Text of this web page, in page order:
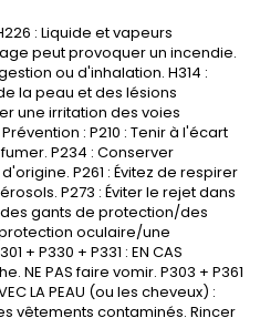
: Liquide et vapeurs
peut provoquer un incendie.
ou d'inhalation. H314 :
la peau et des lésions
une irritation des voies
: P210 : Tenir à l'écart
P234 : Conserver
P261 : Évitez de respirer
P273 : Éviter le rejet dans
gants de protection/des
oculaire/une
+ P330 + P331 : EN CAS
NE PAS faire vomir. P303 + P361
LA PEAU (ou les cheveux) :
vêtements contaminés. Rincer